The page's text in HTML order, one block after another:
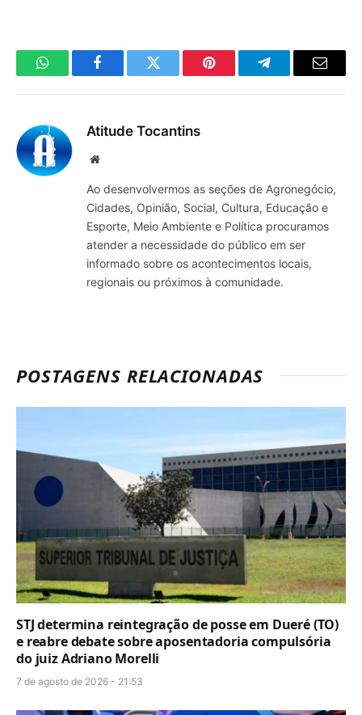
WhatsAppFacebookTwitter Pinterest TelegramaE-
Atitude Tocantins
Site
Ao desenvolvermos as seções de Agronegócio,
Cidades, Opinião, Social, Cultura, Educação e
Esporte, Meio Ambiente e Política procuramos
atender a necessidade do público em ser
informado sobre os acontecimentos locais,
regionais ou próximos à comunidade.
POSTAGENS RELACIONADAS
STJ determina reintegração de posse em Dueré (TO)
e reabre debate sobre aposentadoria compulsória
do juiz Adriano Morelli
7 de agosto de 2026 - 21:53